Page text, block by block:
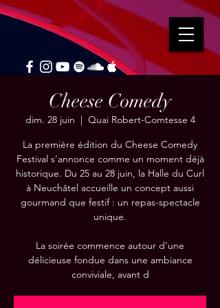
Cheese Comedy
dim. 28 juin
  |
Quai Robert-Comtesse 4
La première édition du Cheese Comedy
Festival s’annonce comme un moment déjà
historique. Du 25 au 28 juin, la Halle du Curl
à Neuchâtel accueille un concept aussi
gourmand que festif : un repas-spectacle
unique.
La soirée commence autour d’une
délicieuse fondue dans une ambiance
conviviale, avant d